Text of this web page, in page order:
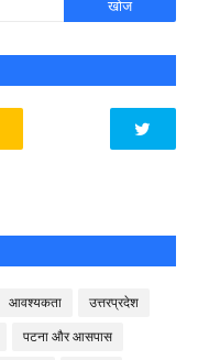
आवश्यकता
उत्तरप्रदेश
पटना और आसपास